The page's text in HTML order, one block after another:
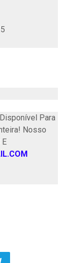
Para
Nosso